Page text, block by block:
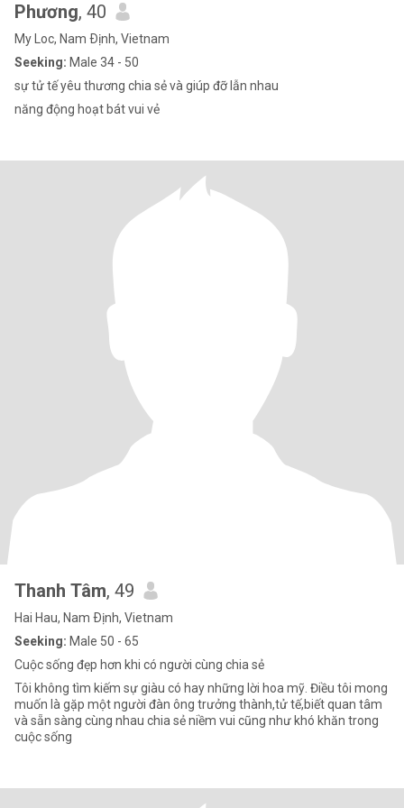
Phương, 40
My Loc, Nam Ðịnh, Vietnam
Seeking: Male 34 - 50
sự tử tế yêu thương chia sẻ và giúp đỡ lẫn nhau
năng động hoạt bát vui vẻ
Thanh Tâm, 49
Hai Hau, Nam Ðịnh, Vietnam
Seeking: Male 50 - 65
Cuộc sống đẹp hơn khi có người cùng chia sẻ
Tôi không tìm kiếm sự giàu có hay những lời hoa mỹ. Điều tôi mong
muốn là gặp một người đàn ông trưởng thành,tử tế,biết quan tâm
và sẵn sàng cùng nhau chia sẻ niềm vui cũng như khó khăn trong
cuộc sống